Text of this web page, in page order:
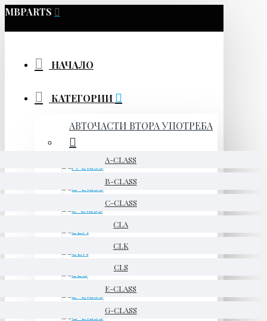
MBPARTS
НАЧАЛО
КАТЕГОРИИ
АВТОЧАСТИ ВТОРА УПОТРЕБА
A-CLASS
B-CLASS
C-CLASS
CLA
CLK
CLS
E-CLASS
G-CLASS